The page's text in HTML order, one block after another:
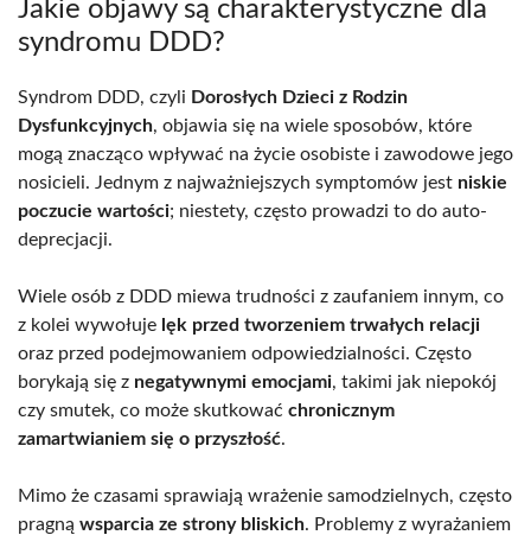
Jakie objawy są charakterystyczne dla
syndromu DDD?
Syndrom DDD, czyli Dorosłych Dzieci z Rodzin
Dysfunkcyjnych, objawia się na wiele sposobów, które
mogą znacząco wpływać na życie osobiste i zawodowe jego
nosicieli. Jednym z najważniejszych symptomów jest niskie
poczucie wartości; niestety, często prowadzi to do auto-
deprecjacji.
Wiele osób z DDD miewa trudności z zaufaniem innym, co
z kolei wywołuje lęk przed tworzeniem trwałych relacji
oraz przed podejmowaniem odpowiedzialności. Często
borykają się z negatywnymi emocjami, takimi jak niepokój
czy smutek, co może skutkować chronicznym
zamartwianiem się o przyszłość.
Mimo że czasami sprawiają wrażenie samodzielnych, często
pragną wsparcia ze strony bliskich. Problemy z wyrażaniem